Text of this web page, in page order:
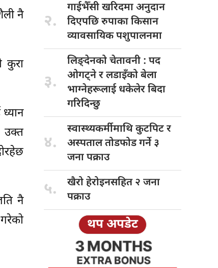
नै
कुरा
उक्त
नै
२.
गाईभैँसी खरिदमाअनुदान
दिएपछि रुपाका किसान
व्यावसायिक पशुपालनमा
३.
लिङ्देनको चेतावनी : पद
ओगट्ने र लडाइँको बेला
भाग्नेहरूलाई धकेलेर बिदा
गरिदिन्छु
४.
स्वास्थ्यकर्मीमाथि कुटपिटर
अस्पताल तोडफोड गर्ने ३
जना पक्राउ
५. खैरो हेरोइनसहित२ जना
पक्राउ
थप अपडेट